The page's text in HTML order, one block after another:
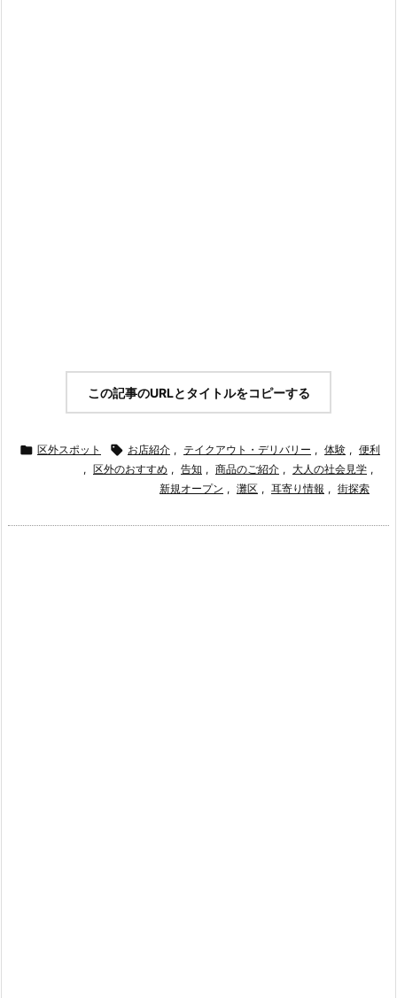
この記事のURLとタイトルをコピーする
 区外スポット  お店紹介 , テイクアウト・デリバリー , 体験 , 便利
, 区外のおすすめ , 告知 , 商品のご紹介 , 大人の社会見学 ,
新規オープン , 灘区 , 耳寄り情報 , 街探索